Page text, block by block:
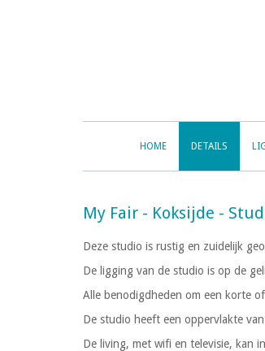
HOME DETAILS
My Fair - Koksijde -
Deze studio is rustig en zuidelijk
De ligging van de studio is op de
Alle benodigdheden om een korte
De studio heeft een oppervlakte
De living, met wifi en televisie, kan